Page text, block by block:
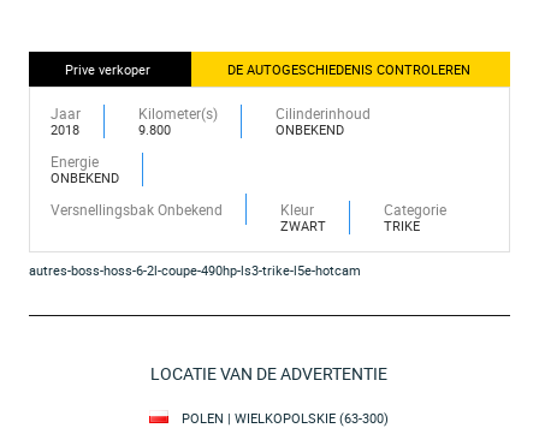
Prive verkoper DE AUTOGESCHIEDENIS CONTROLEREN
Jaar
2018
Kilometer(s)
9.800
Cilinderinhoud
ONBEKEND
Energie
ONBEKEND
Versnellingsbak Onbekend Kleur
ZWART
Categorie
TRIKE
autres-boss-hoss-6-2l-coupe-490hp-ls3-trike-l5e-hotcam
LOCATIE VAN DE ADVERTENTIE
POLEN | WIELKOPOLSKIE (63-300)